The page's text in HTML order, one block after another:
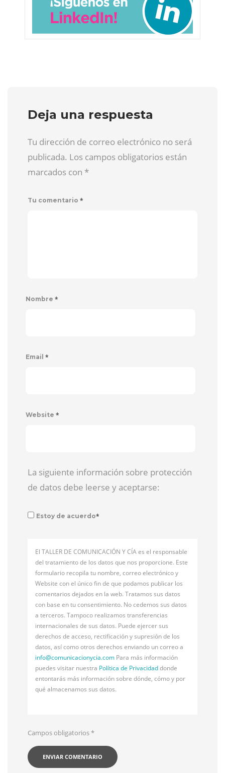
Deja una respuesta
Tu dirección de correo electrónico no será
publicada. Los campos obligatorios están
marcados con *
Tu comentario *
Nombre *
Email *
Website *
La siguiente información sobre protección
de datos debe leerse y aceptarse:
Estoy de acuerdo*
El TALLER DE COMUNICACIÓN Y CÍA es el responsable
del tratamiento de los datos que nos proporcione. Este
formulario recopila tu nombre, correo electrónico y
Website con el único fin de que podamos publicar los
comentarios dejados en la web. Tratamos sus datos
con base en tu consentimiento. No cedemos sus datos
a terceros. Tampoco realizamos transferencias
internacionales de sus datos. Puede ejercer sus
derechos de acceso, rectificación y supresión de los
datos, así como otros derechos enviando un correo a
info@comunicacionycia.com Para más información
puedes visitar nuestra Política de Privacidaddonde
entontarás más información sobre dónde, cómo y por
qué almacenamos sus datos.
Campos obligatorios*